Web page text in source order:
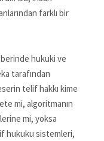
farklı bir
hukuki ve
tarafından
telif hakkı kime
mi, algoritmanın
mi, yoksa
hukuku sistemleri,